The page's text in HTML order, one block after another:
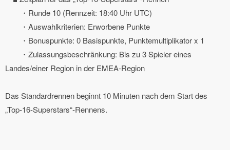
・Runde 10 (Rennzeit: 18:40 Uhr UTC)
・Auswahlkriterien: Erworbene Punkte
・Bonuspunkte: 0 Basispunkte, Punktemultiplikator x 1
・Zulassungsbeschränkung: Bis zu 3 Spieler eines
Landes/einer Region in der EMEA-Region
Das Standardrennen beginnt 10 Minuten nach dem Start des
„Top-16-Superstars“-Rennens.